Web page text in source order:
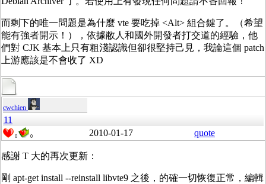
而剩下的唯一問題是為什麼 vte 要吃掉 <Alt> 組合鍵了。（希望
能有強者開示！），依據敝人和國外開發者打交道的經驗，他
們對 CJK 基本上只有粗淺認識但卻很堅持己見，我論這個 patch
上游應該是不會收了 XD
cwchien
11
0 0 2010-01-17 quote
感謝 T 大的再次更新：
剛 apt-get install --reinstall libvte9 之後，的確一切恢復正常，編輯